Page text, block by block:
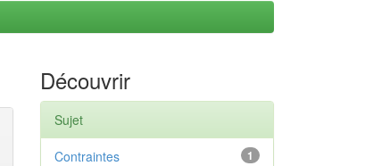
Découvrir
Sujet
1
Contraintes